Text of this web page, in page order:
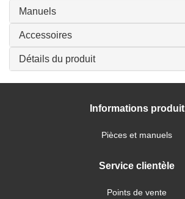
Manuels
Accessoires
Détails du produit
Informations produit
Pièces et manuels
Service clientèle
Points de vente